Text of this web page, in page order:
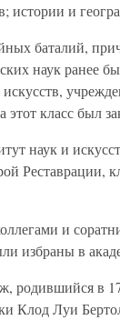
истории и
баталий,
наук ранее
класс был
наук и
Реставрации,
и
избраны в
родившийся в
Клод Луи